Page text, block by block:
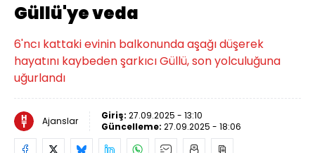
Güllü'ye veda
6'ncı kattaki evinin balkonunda aşağı düşerek
hayatını kaybeden şarkıcı Güllü, son yolculuğuna
uğurlandı
Ajanslar Giriş: 27.09.2025 - 13:10
Güncelleme: 27.09.2025 - 18:06